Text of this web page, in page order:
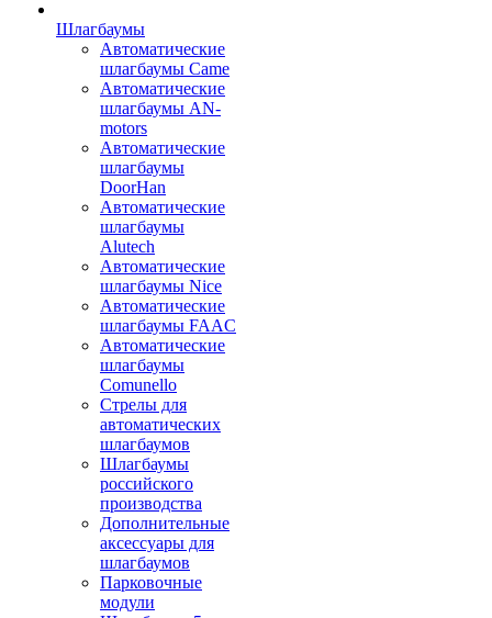
Шлагбаумы
Автоматические
шлагбаумы Came
Автоматические
шлагбаумы AN-
motors
Автоматические
шлагбаумы
DoorHan
Автоматические
шлагбаумы
Alutech
Автоматические
шлагбаумы Nice
Автоматические
шлагбаумы FAAC
Автоматические
шлагбаумы
Comunello
Стрелы для
автоматических
шлагбаумов
Шлагбаумы
российского
производства
Дополнительные
аксессуары для
шлагбаумов
Парковочные
модули